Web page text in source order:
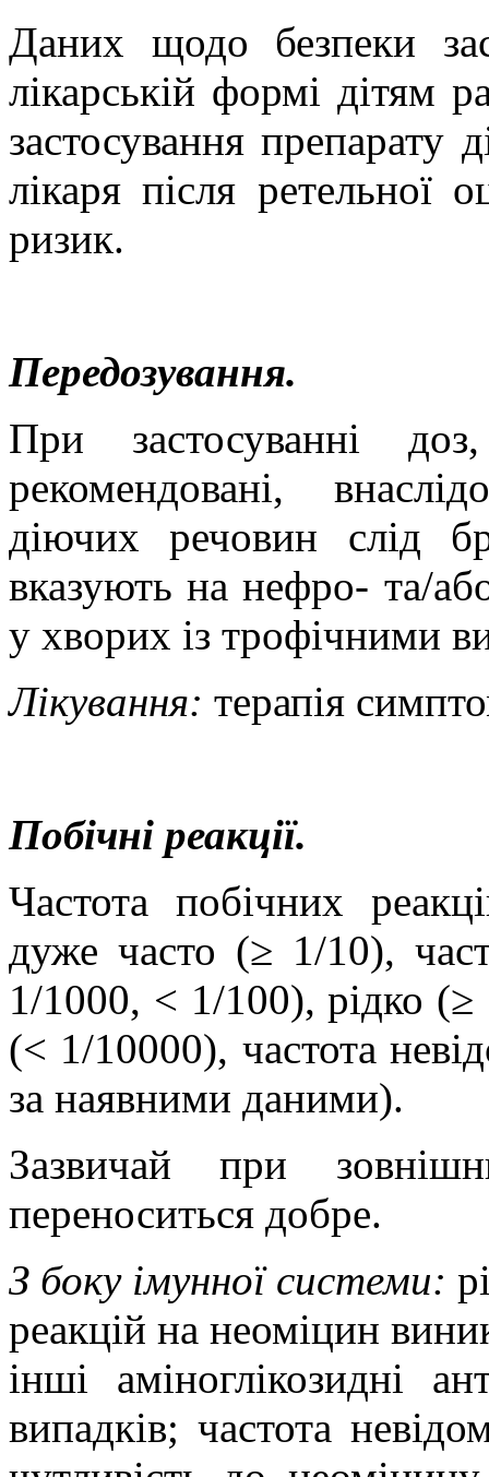
Даних щодо безпеки
лікарській формі дітям
застосування препарату
лікаря після ретельної
ризик.
Передозування.
При застосуванні
рекомендовані,
діючих речовин слід
вказують нанефро- та/
у хворих із трофічними
Лікування: терапія
Побічні реакції.
Частота побічних
дуже часто (≥ 1/10),
1/1000, < 1/100),рідко (≥
(< 1/10000), частота
за наявними даними).
Зазвичай при
переноситься добре.
З боку імунної системи:
реакцій нанеоміцин
інші аміноглікозидні
випадків; частота